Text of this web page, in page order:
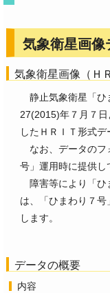
気象衛星画像
気象衛星画像（Ｈ
静止気象衛星「ひ
27(2015)年７月７
したＨＲＩＴ形式デ
なお、データのフ
号」運用時に提供し
障害等により「ひ
は、「ひまわり７
します。
データの概要
内容